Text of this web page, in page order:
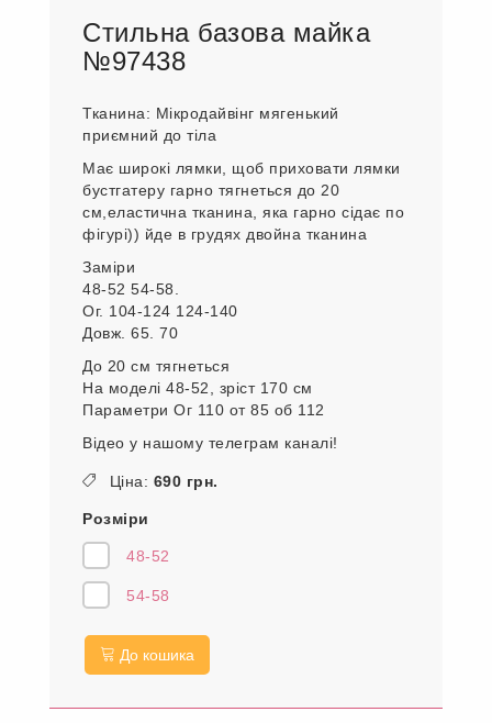
Стильна базова майка
№97438
Тканина: Мікродайвінг мягенький
приємний до тіла
Має широкі лямки, щоб приховати лямки
бустгатеру гарно тягнеться до 20
см,еластична тканина, яка гарно сідає по
фігурі)) йде в грудях двойна тканина
Заміри
48-52 54-58.
Ог. 104-124 124-140
Довж. 65. 70
До 20 см тягнеться
На моделі 48-52, зріст 170 см
Параметри Ог 110 от 85 об 112
Відео у нашому телеграм каналі!
Ціна: 690 грн.
Розміри
48-52
54-58
До кошика